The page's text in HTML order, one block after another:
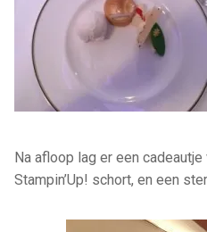
Na afloop lag er een
Stampin’Up! schort, en een